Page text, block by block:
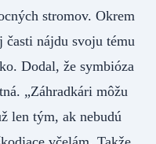
stromov. Okrem
časti nájdu svoju tému
Dodal, že symbióza
„Záhradkári môžu
len tým, ak nebudú